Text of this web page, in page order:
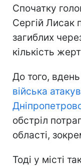
Спочатку
Сергій Лисак
загиблих
кількість
До того,
війська
обстріл
області,
Тоді у місті